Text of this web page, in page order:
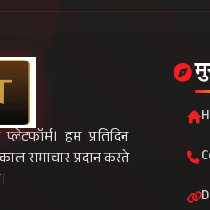
हम प्रतिदिन
समाचार प्रदान करते